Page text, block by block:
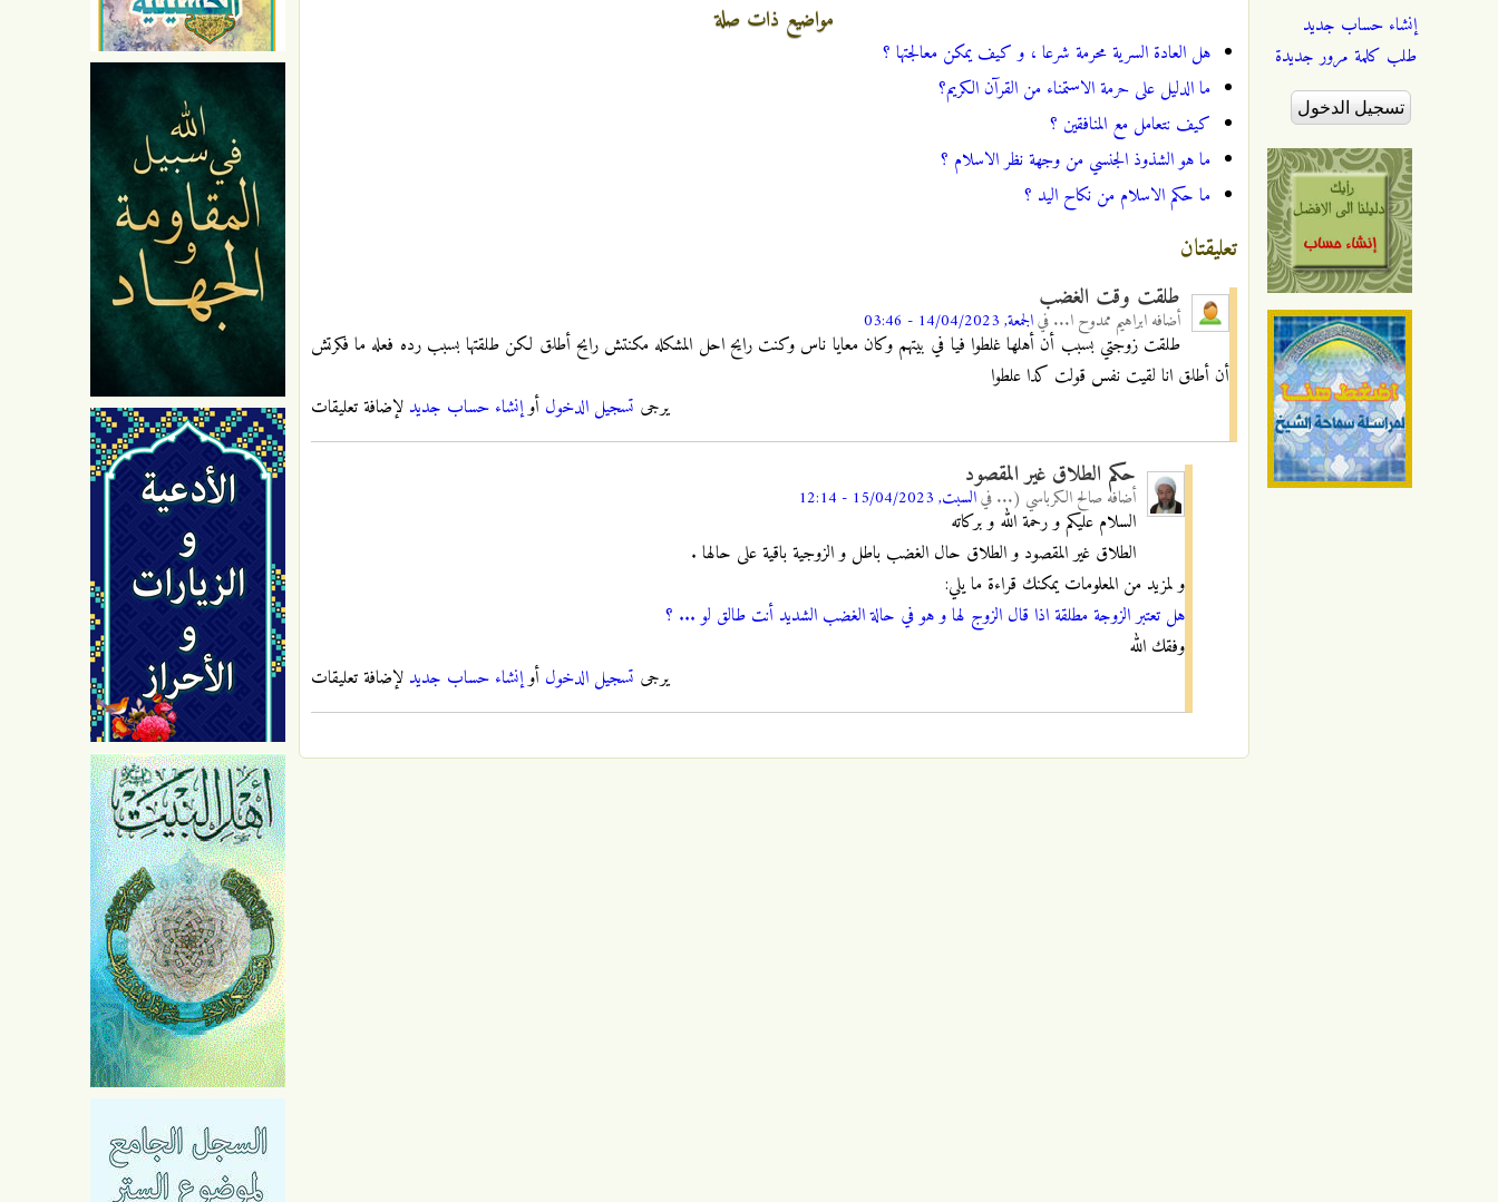
مواضيع ذات صلة
هل العادة السرية محرمة شرعا ، و كيف يمكن معالجتها ؟
ما الدليل على حرمة الاستمناء من القرآن الكريم؟
كيف نتعامل مع المنافقين ؟
ما هو الشذوذ الجنسي من وجهة نظر الاسلام ؟
ما حكم الاسلام من نكاح اليد ؟
تعليقتان
طلقت وقت الغضب
أضافه ابراهيم ممدوح ا... فيالجمعة, 14/04/2023 - 03:46
طلقت زوجتي بسبب أن أهلها غلطوا فيا في بيتهم وكان معايا ناس وكنت رايح احل المشكله مكنتش رايح أطلق لكن طلقتها بسبب رده فعله ما فكرتش
أن أطلق انا لقيت نفس قولت كدا علطوا
يرجى تسجيل الدخول أوإنشاء حساب جديد لإضافة تعليقات
حكم الطلاق غير المقصود
أضافه صالح الكرباسي (... فيالسبت, 15/04/2023 - 12:14
السلام عليكم و رحمة الله و بركاته
الطلاق غير المقصود و الطلاق حال الغضب باطل و الزوجية باقية على حالها .
و لمزيد من المعلومات يمكنك قراءة ما يلي:
هل تعتبر الزوجة مطلقة اذا قال الزوج لها و هو في حالة الغضب الشديد أنت طالق لو ... ؟
وفقك الله
يرجى تسجيل الدخول أوإنشاء حساب جديد لإضافة تعليقات
إنشاء حساب جديد
طلب كلمة مرور جديدة